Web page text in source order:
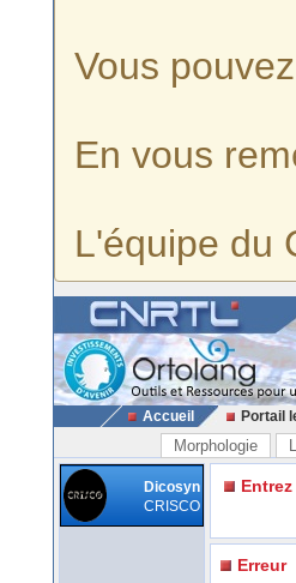
Vous
En vous
L'équipe du
Accueil Portail
Morphologie
Dicosyn
CRISCO
Erreur